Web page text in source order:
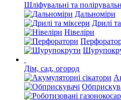
Шліфувальні та
Дальноміри
Дрилі
Нівеліри
Дім, сад, огород